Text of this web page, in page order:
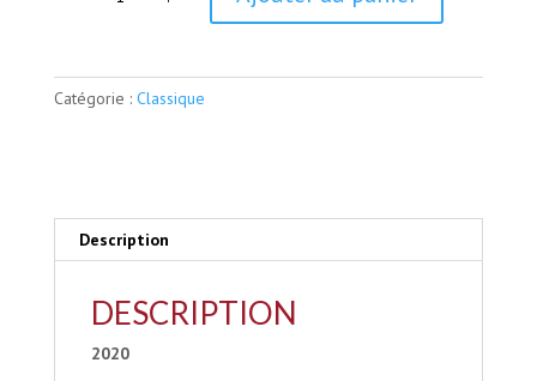
Catégorie : Classique
Description
DESCRIPTION
2020